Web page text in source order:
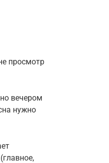
просмотр
вечером
нужно